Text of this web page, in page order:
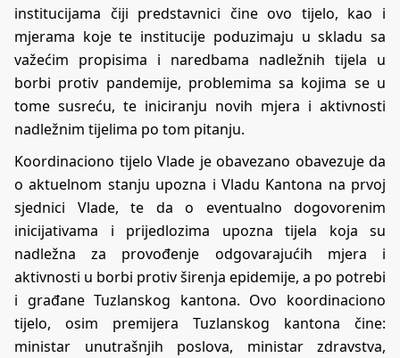
institucijama čiji predstavnici čine ovo tijelo, kao i
mjerama koje te institucije poduzimaju u skladu sa
važećim propisima i naredbama nadležnih tijela u
borbi protiv pandemije, problemima sa kojima se u
tome susreću, te iniciranju novih mjera i aktivnosti
nadležnim tijelima po tom pitanju.
Koordinaciono tijelo Vlade je obavezano obavezuje da
o aktuelnom stanju upozna i Vladu Kantona na prvoj
sjednici Vlade, te da o eventualno dogovorenim
inicijativama i prijedlozima upozna tijela koja su
nadležna za provođenje odgovarajućih mjera i
aktivnosti u borbi protiv širenja epidemije, a po potrebi
i građane Tuzlanskog kantona. Ovo koordinaciono
tijelo, osim premijera Tuzlanskog kantona čine:
ministar unutrašnjih poslova, ministar zdravstva,